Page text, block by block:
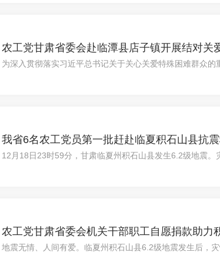
农工党甘肃省委会赴临潭县店子镇开展结对关
为深入贯彻落实习近平总书记关于关心关爱特殊困难群众的
我省6名农工党员第一批赶赴临夏积石山县抗
12月18日23时59分，甘肃临夏州积石山县发生6.2级地震
农工党甘肃省委会机关干部职工自愿捐款助力
地震无情、人间有爱。临夏州积石山县6.2级地震发生后，